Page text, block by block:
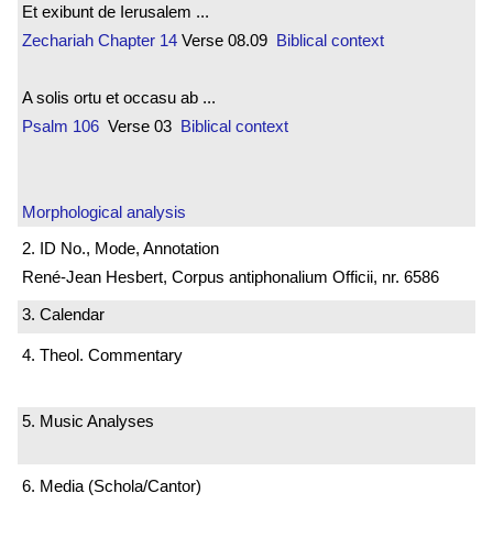
Et exibunt de Ierusalem ...
Zechariah Chapter 14 Verse 08.09 Biblical context
A solis ortu et occasu ab ...
Psalm 106 Verse 03 Biblical context
Morphological analysis
2. ID No., Mode, Annotation
René-Jean Hesbert, Corpus antiphonalium Officii, nr. 6586
3. Calendar
4. Theol. Commentary
5. Music Analyses
6. Media (Schola/Cantor)